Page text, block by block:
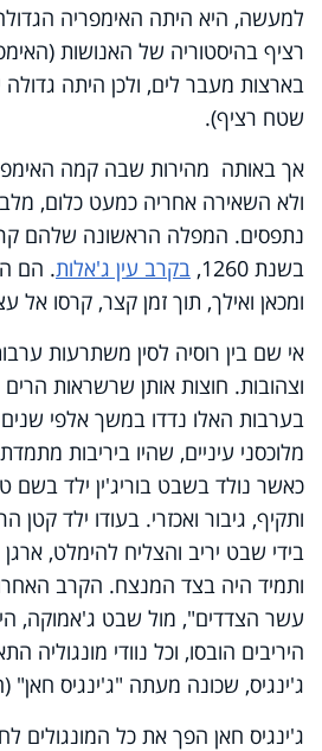
למעשה, היא היתה האימפריה
רציף בהיסטוריה של האנושות
בארצות מעבר לים, ולכן היתה
שטח רציף).
אך באותה מהירות שבה קמה
ולא השאירה אחריה כמעט כלום,
נתפסים. המפלה הראשונה שלהם
בשנת 1260,
בקרב עין ג'אלות. הם
ומכאן ואילך, תוך זמן קצר, קרסו אל
אי שם בין רוסיה לסין משתרעות
וצהובות. חוצות אותן שרשראות הרים
בערבות האלו נדדו במשך אלפי שנים
מלוכסני עיניים, שהיו ביריבות
כאשר נולד בשבט בוריג'ין ילד בשם
ותקיף, גיבור ואכזרי. בעודו ילד קטן
בידי שבט יריב והצליח להימלט,
ותמיד היה בצד המנצח. הקרב
עשר הצדדים", מול שבט ג'אמוקה,
היריבים הובסו, וכל נוודי
ג'ינגיס, שכונה מעתה "ג'ינגיס חאן"
ג'ינגיס חאן הפך את כל המונגולים